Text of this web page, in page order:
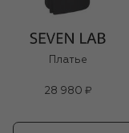
Платье
28 980 ₽